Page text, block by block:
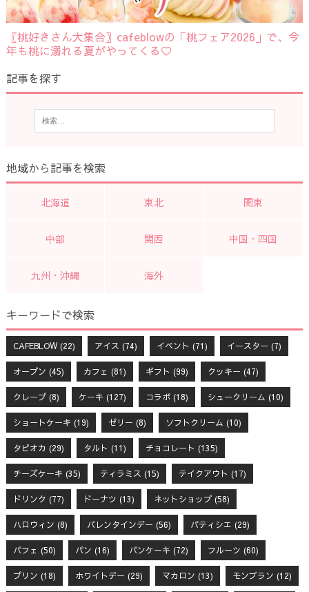
〖桃好きさん大集合〗cafeblowの「桃フェア2026」で、今
年も桃に溺れる夏がやってくる♡
記事を探す
地域から記事を検索
北海道 東北 関東
中部 関西 中国・四国
九州・沖縄 海外
キーワードで検索
CAFEBLOW(22) アイス (74) イベント (71) イースター (7)
オープン (45) カフェ (81) ギフト (99) クッキー (47)
クレープ(8) ケーキ (127) コラボ(18) シュークリーム (10)
ショートケーキ (19) ゼリー (8) ソフトクリーム (10)
タピオカ (29) タルト (11) チョコレート (135)
チーズケーキ (35) ティラミス (15) テイクアウト (17)
ドリンク (77) ドーナツ (13) ネットショップ(58)
ハロウィン (8) バレンタインデー (56) パティシエ (29)
パフェ (50) パン (16) パンケーキ (72) フルーツ (60)
プリン (18) ホワイトデー (29) マカロン (13) モンブラン (12)